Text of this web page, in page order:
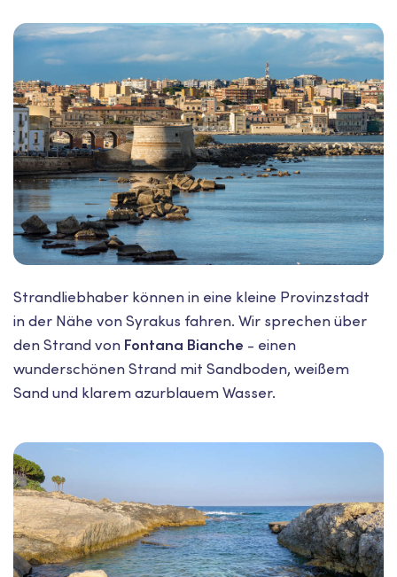
Strandliebhaber können in eine kleine Provinzstadt
in der Nähe von Syrakus fahren. Wir sprechen über
den Strand von Fontana Bianche - einen
wunderschönen Strand mit Sandboden, weißem
Sand und klarem azurblauem Wasser.